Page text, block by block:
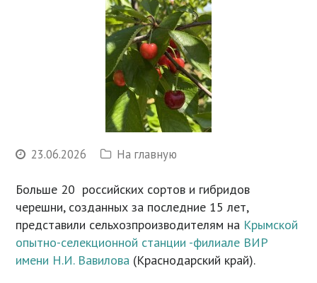
23.06.2026 На главную
Больше 20 российских сортов и гибридов
черешни, созданных за последние 15 лет,
представили сельхозпроизводителям на Крымской
опытно-селекционной станции -филиале ВИР
имени Н.И. Вавилова (Краснодарский край).